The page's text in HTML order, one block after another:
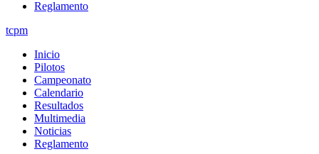
Reglamento
tcpm
Inicio
Pilotos
Campeonato
Calendario
Resultados
Multimedia
Noticias
Reglamento